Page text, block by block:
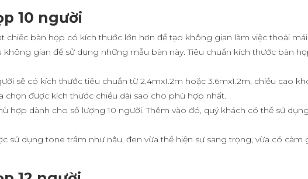
10 người
chiếc bàn họp có kích thước lớn hơn để tạo không gian làm việc thoải
gian để sử dụng những mẫu bàn này. Tiêu chuẩn kích thước bàn
sẽ có kích thước tiêu chuẩn từ 2.4mx1.2m hoặc 3.6mx1.2m, chiều cao
chọn được kích thước chiều dài sao cho phù hợp nhất.
hợp dành cho số lượng 10 người. Thêm vào đó, quý khách có thể sử
sử dụng tone trầm như nâu, đen vừa thể hiện sự sang trọng, vừa có cảm